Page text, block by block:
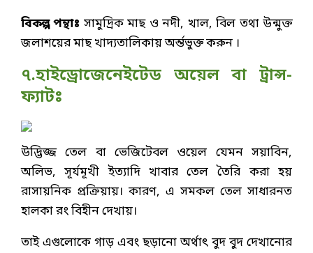
বিকল্প পন্থাঃ সামুদ্রিক মাছ ও নদী, খাল, বিল তথা উন্মুক্ত
জলাশয়ের মাছ খাদ্যতালিকায় অর্ন্তভুক্ত করুন ।
৭.হাইড্রোজেনেইটেড অয়েল বা ট্রান্স-
ফ্যাটঃ
উদ্ভিজ্জ তেল বা ভেজিটেবল ওয়েল যেমন সয়াবিন,
অলিভ, সূর্যমূখী ইত্যাদি খাবার তেল তৈরি করা হয়
রাসায়নিক প্রক্রিয়ায়। কারণ, এ সমকল তেল সাধারনত
হালকা রং বিহীন দেখায়।
তাই এগুলোকে গাড় এবং ছড়ানো অর্থাৎ বুদ বুদ দেখানোর